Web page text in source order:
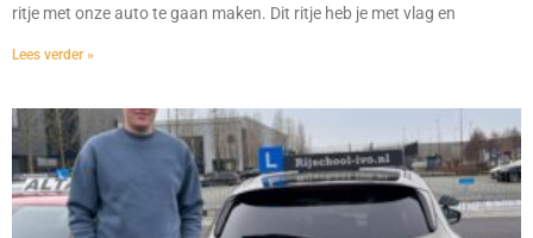
ritje met onze auto te gaan maken. Dit ritje heb je met vlag en
Lees verder »